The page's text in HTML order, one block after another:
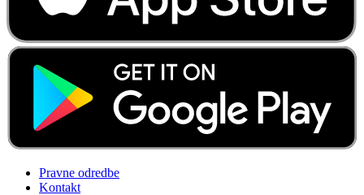
Pravne odredbe
Kontakt